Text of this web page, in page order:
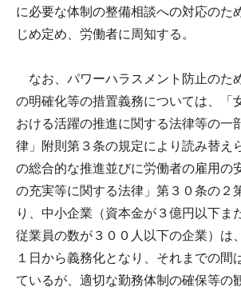
に必要な体制の整備相談への対応のた
じめ定め、労働者に周知する。
なお、パワーハラスメント防止のた
の明確化等の措置義務については、「
おける活躍の推進に関する法律等の一
律」附則第３条の規定により読み替え
の総合的な推進並びに労働者の雇用の
の充実等に関する法律」第３０条の２
り、中小企業（資本金が３億円以下ま
従業員の数が３００人以下の企業）は
１日から義務化となり、それまでの間
ているが、適切な勤務体制の確保等の